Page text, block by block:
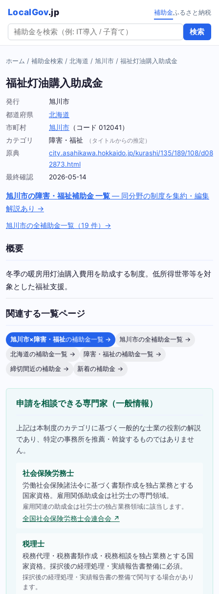
LocalGov.jp
検索
補助金ふるさと納税
ホーム / 補助金検索 / 北海道 / 旭川市 / 福祉灯油購入助成金
福祉灯油購入助成金
発行
旭川市
都道府県
北海道
市町村
旭川市 （コード 012041）
カテゴリ
障害・福祉 （タイトルからの推定）
原典
city.asahikawa.hokkaido.jp/kurashi/135/189/108/d08
2873.html
最終確認
2026-05-14
旭川市の障害・福祉補助金 一覧 — 同分野の制度を集約・編集
解説あり →
旭川市の全補助金一覧（19 件）→
概要
冬季の暖房用灯油購入費用を助成する制度。低所得世帯等を対
象とした福祉支援。
関連する一覧ページ
旭川市×障害・福祉の補助金一覧 →
旭川市の全補助金一覧 →
北海道の補助金一覧 →
障害・福祉の補助金一覧 →
締切間近の補助金 →
新着の補助金 →
申請を相談できる専門家（一般情報）
上記は本制度のカテゴリに基づく一般的な士業の役割の解説
であり、特定の事務所を推薦・斡旋するものではありませ
ん。
社会保険労務士
労働社会保険諸法令に基づく書類作成を独占業務とする
国家資格。雇用関係助成金は社労士の専門領域。
雇用関連の助成金は社労士の独占業務領域に該当します。
全国社会保険労務士会連合会 ↗
税理士
税務代理・税務書類作成・税務相談を独占業務とする国
家資格。採択後の経理処理・実績報告書整備に必須。
採択後の経理処理・実績報告書の整備で関与する場合があり
ます。